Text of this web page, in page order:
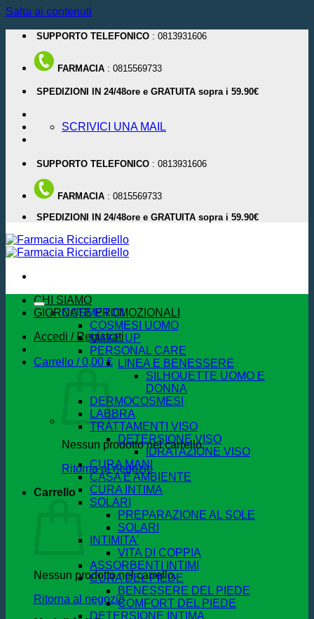
Salta ai contenuti
SUPPORTO TELEFONICO : 0813931606
FARMACIA : 0815569733
SPEDIZIONI IN 24/48ore e GRATUITA sopra i 59.90€
SCRIVICI UNA MAIL
SUPPORTO TELEFONICO : 0813931606
FARMACIA : 0815569733
SPEDIZIONI IN 24/48ore e GRATUITA sopra i 59.90€
CHI SIAMO
GIORNATE PROMOZIONALI
Accedi / Registrati
Carrello /0,00 €
Nessun prodotto nel carrello.
Ritorna al negozio
Carrello
Nessun prodotto nel carrello.
Ritorna al negozio
COSMETICI
COSMESI UOMO
MAKE UP
PERSONAL CARE
LINEA E BENESSERE
SILHOUETTE UOMO E
DONNA
DERMOCOSMESI
LABBRA
TRATTAMENTI VISO
DETERSIONE VISO
IDRATAZIONE VISO
CURA MANI
CASA E AMBIENTE
CURA INTIMA
SOLARI
PREPARAZIONE AL SOLE
SOLARI
INTIMITA'
VITA DI COPPIA
ASSORBENTI INTIMI
CURA DEL PIEDE
BENESSERE DEL PIEDE
COMFORT DEL PIEDE
DETERSIONE INTIMA